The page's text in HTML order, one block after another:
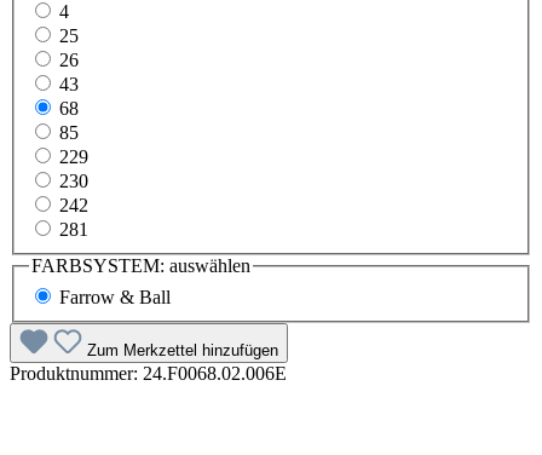
4
25
26
43
68
85
229
230
242
281
FARBSYSTEM: auswählen
Farrow & Ball
Zum Merkzettel hinzufügen
Produktnummer: 24.F0068.02.006E